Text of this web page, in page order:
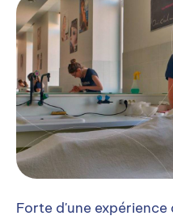
Forte d'une expérience